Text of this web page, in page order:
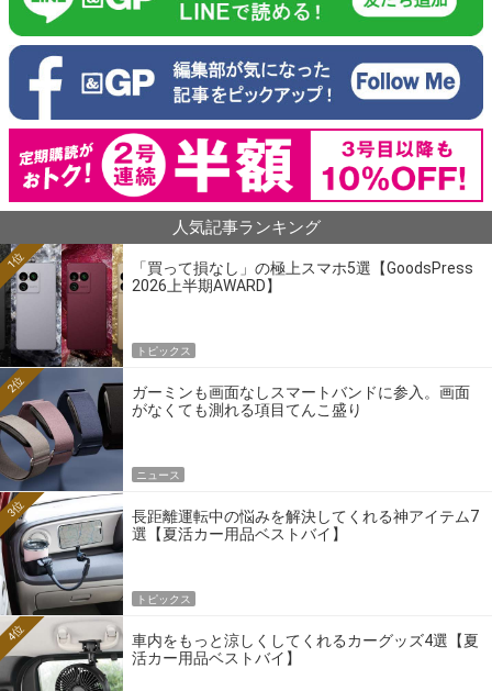
人気記事ランキング
「買って損なし」の極上スマホ5選【GoodsPress
2026上半期AWARD】
1位
トピックス
ガーミンも画面なしスマートバンドに参入。画面
がなくても測れる項目てんこ盛り
2位
ニュース
長距離運転中の悩みを解決してくれる神アイテム7
選【夏活カー用品ベストバイ】
3位
トピックス
車内をもっと涼しくしてくれるカーグッズ4選【夏
活カー用品ベストバイ】
4位